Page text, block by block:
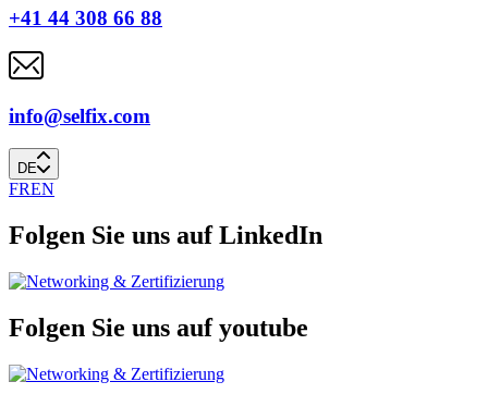
+41 44 308 66 88
info@selfix.com
DE
FREN
Folgen Sie uns auf LinkedIn
Folgen Sie uns auf youtube